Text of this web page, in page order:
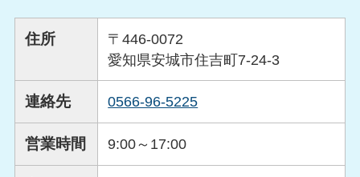
住所
〒446-0072
愛知県安城市住吉町7-24-3
連絡先 0566-96-5225
営業時間 9:00～17:00